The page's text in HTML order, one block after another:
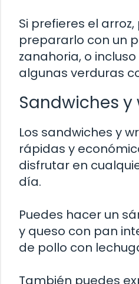
Si prefieres el
prepararlo con un
zanahoria, o
algunas verduras
Sandwiches y
Los sandwiches y
rápidas y
disfrutar en
día.
Puedes hacer un
y queso con pan
de pollo con
También puedes